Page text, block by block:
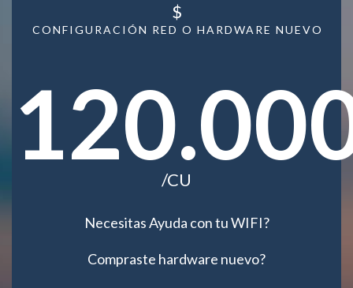
CONFIGURACIÓN RED O HARDWARE NUEVO
$
/CU
Necesitas Ayuda con tu WIFI?
Compraste hardware nuevo?